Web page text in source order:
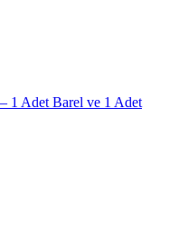
1 Adet Barel ve 1 Adet